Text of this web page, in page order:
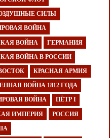
СИЛЫ
ВОЙНА
ВОЙНА ГЕРМАНИЯ
ВОЙНА В РОССИИ
КРАСНАЯ АРМИЯ
ВОЙНА 1812 ГОДА
ВОЙНА ПЁТР I
ИМПЕРИЯ РОССИЯ